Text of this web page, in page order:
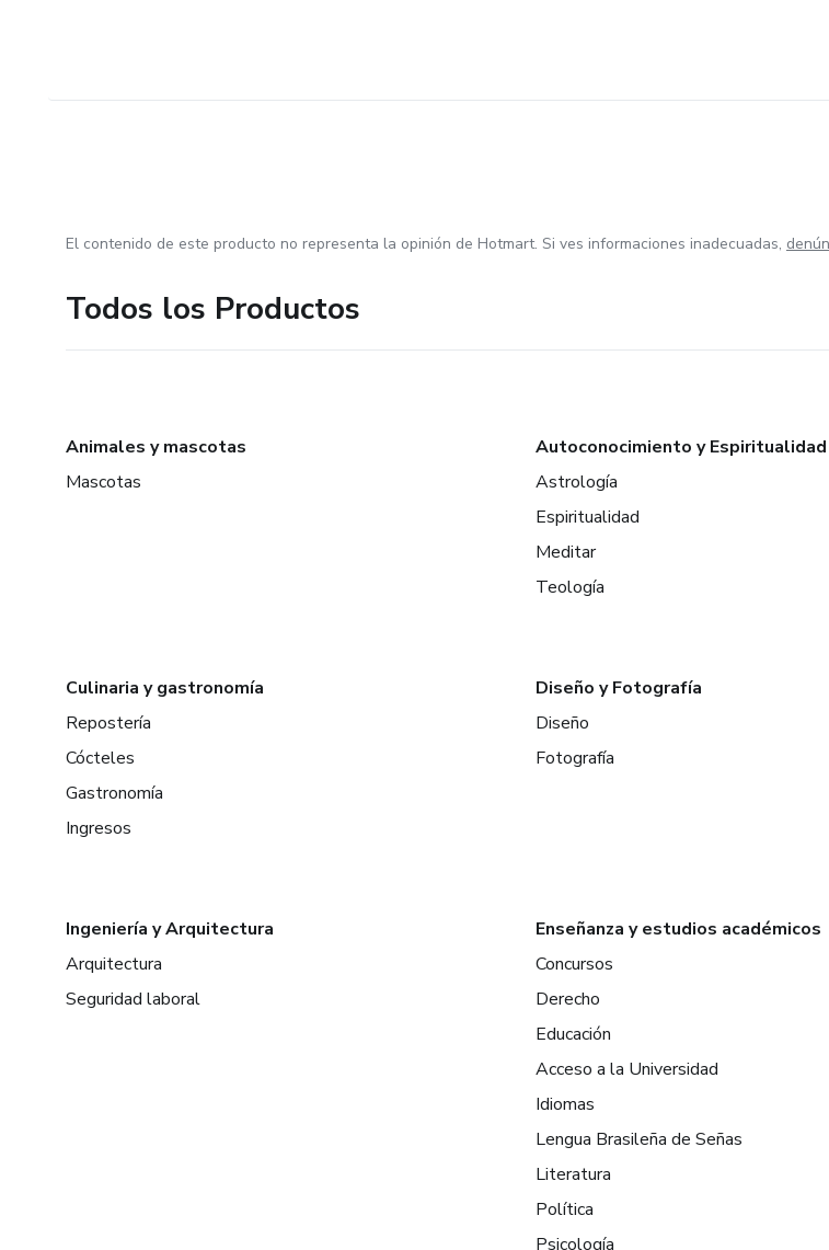
El contenido de este producto no representa la opinión de Hotmart. Si ves informaciones inadecuadas,
Todos los Productos
Animales y mascotas
Mascotas
Autoconocimiento y Espiritualidad
Astrología
Espiritualidad
Meditar
Teología
Culinaria y gastronomía
Repostería
Cócteles
Gastronomía
Ingresos
Diseño y Fotografía
Diseño
Fotografía
Ingeniería y Arquitectura
Arquitectura
Seguridad laboral
Enseñanza y estudios académicos
Concursos
Derecho
Educación
Acceso a la Universidad
Idiomas
Lengua Brasileña de Señas
Literatura
Política
Psicología